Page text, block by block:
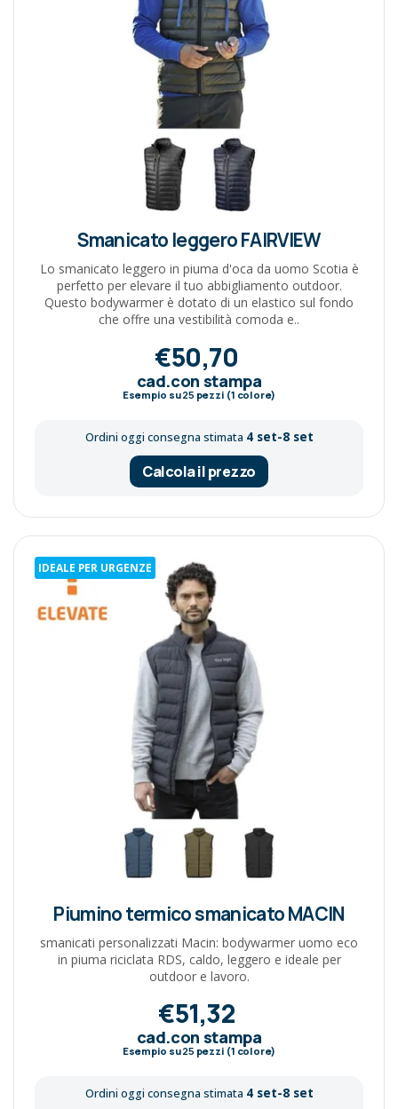
Smanicato leggero FAIRVIEW
Lo smanicato leggero in piuma d'oca da uomo Scotia è
perfetto per elevare il tuo abbigliamento outdoor.
Questo bodywarmer è dotato di un elastico sul fondo
che offre una vestibilità comoda e..
€50,70
cad.con stampa
Esempio su25 pezzi (1 colore)
Ordini oggi consegna stimata 4 set-8 set
Calcola il prezzo
IDEALE PER URGENZE
Piumino termico smanicato MACIN
smanicati personalizzati Macin: bodywarmer uomo eco
in piuma riciclata RDS, caldo, leggero e ideale per
outdoor e lavoro.
€51,32
cad.con stampa
Esempio su25 pezzi (1 colore)
Ordini oggi consegna stimata 4 set-8 set